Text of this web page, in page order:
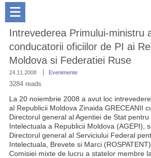
Intrevederea Primului-ministru
conducatorii oficiilor de PI ai
Moldova si Federatiei Ruse
24.11.2008 Evenimente
La 20 noiembrie 2008 a avut loc
al Republicii Moldova Zinaida GRECEANII
Directorul general al Agentiei de Stat
Intelectuala a Republicii Moldova (AGEPI),
Directorul general al Serviciului Federal
Intelectuala, Brevete si Marci
Comisiei mixte de lucru a statelor membre
3284 reads